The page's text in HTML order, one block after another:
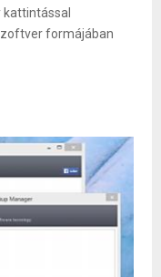
formájában